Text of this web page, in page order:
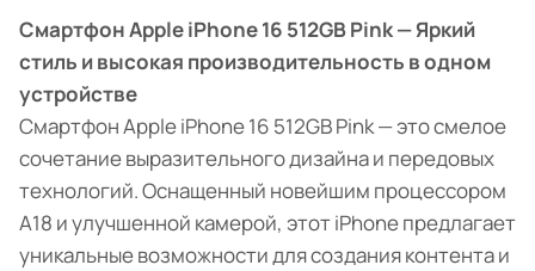
Смартфон Apple iPhone 16 512GB Pink — Яркий
стиль и высокая производительность в одном
устройстве
Смартфон Apple iPhone 16 512GB Pink — это смелое
сочетание выразительного дизайна и передовых
технологий. Оснащенный новейшим процессором
A18 и улучшенной камерой, этот iPhone предлагает
уникальные возможности для создания контента и